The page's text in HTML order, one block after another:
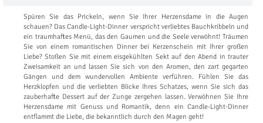
Spüren Sie das Prickeln, wenn Sie Ihrer Herzensdame in die Augen
schauen? Das Candle-Light-Dinner verspricht verliebtes Bauchkribbeln und
ein traumhaftes Menü, das den Gaumen und die Seele verwöhnt! Träumen
Sie von einem romantischen Dinner bei Kerzenschein mit Ihrer großen
Liebe? Stoßen Sie mit einem eisgekühlten Sekt auf den Abend in trauter
Zweisamkeit an und lassen Sie sich von den Aromen, den zart gegarten
Gängen und dem wundervollen Ambiente verführen. Fühlen Sie das
Herzklopfen und die verliebten Blicke Ihres Schatzes, wenn Sie sich das
zauberhafte Dessert auf der Zunge zergehen lassen. Verwöhnen Sie Ihre
Herzensdame mit Genuss und Romantik, denn ein Candle-Light-Dinner
entflammt die Liebe, die bekanntlich durch den Magen geht!